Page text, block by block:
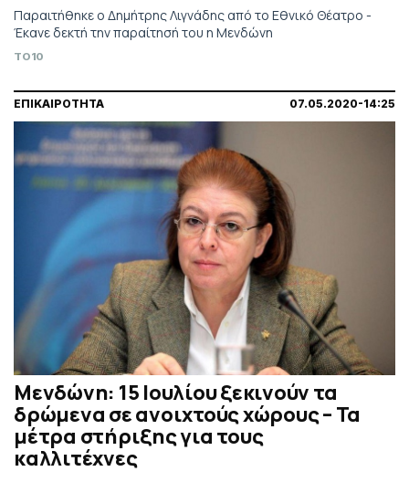
Παραιτήθηκε ο Δημήτρης Λιγνάδης από το Εθνικό Θέατρο -
Έκανε δεκτή την παραίτησή του η Μενδώνη
TO10
ΕΠΙΚΑΙΡΟΤΗΤΑ 07.05.2020-14:25
Μενδώνη: 15 Ιουλίου ξεκινούν τα
δρώμενα σε ανοιχτούς χώρους – Τα
μέτρα στήριξης για τους
καλλιτέχνες